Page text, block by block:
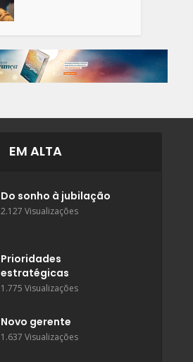
EM ALTA
Do sonho à jubilação
2.127 Visualizações
Prioridades
estratégicas
1.775 Visualizações
Novo gerente
1.637 Visualizações